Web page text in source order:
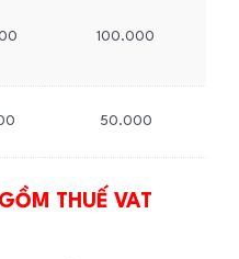
100.000
50.000
THUẾ VAT